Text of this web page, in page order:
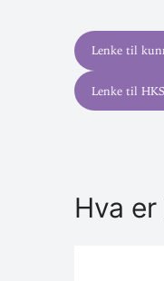
Lenke til
Lenke til
Hva